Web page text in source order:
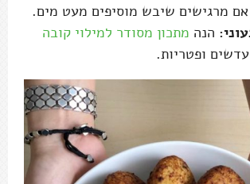
מרגישים שיבש מוסיפים מעט מים.
הנה מתכון מסודר למילוי קובה
ופטריות.